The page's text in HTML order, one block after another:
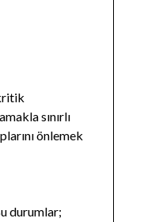
sınırlı
önlemek
durumlar;